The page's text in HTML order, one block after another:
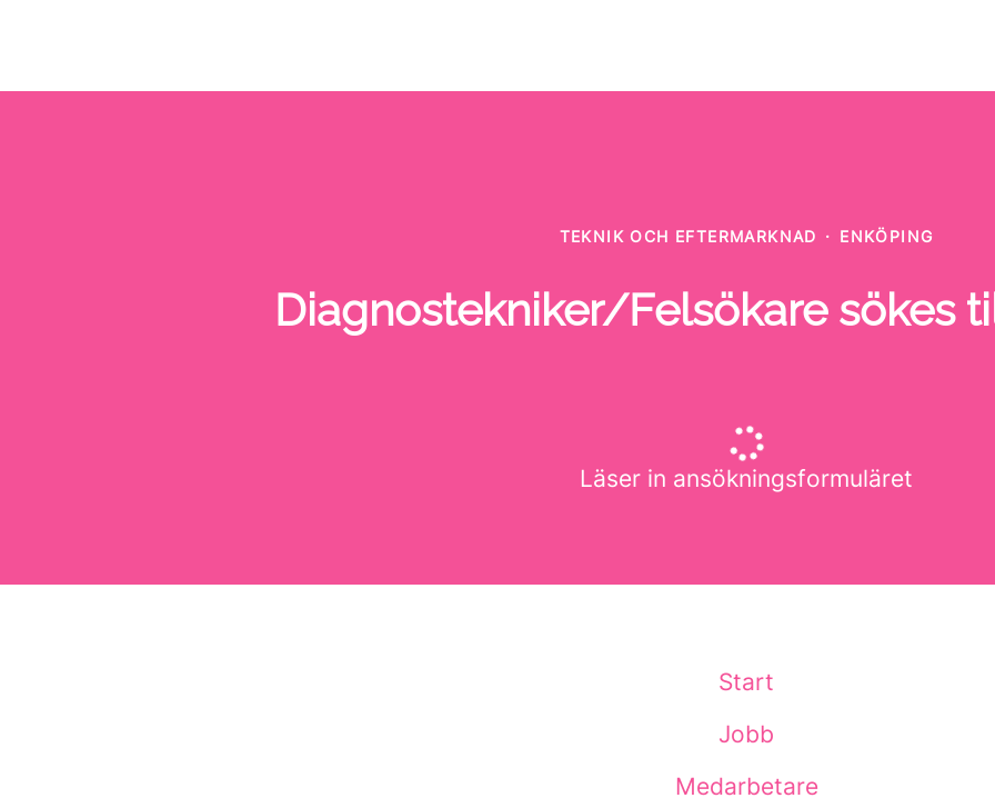
TEKNIK OCH EFTERMARKNAD · ENKÖPING
Diagnostekniker/Felsökare sökes
Läser in ansökningsformuläret
Start
Jobb
Medarbetare